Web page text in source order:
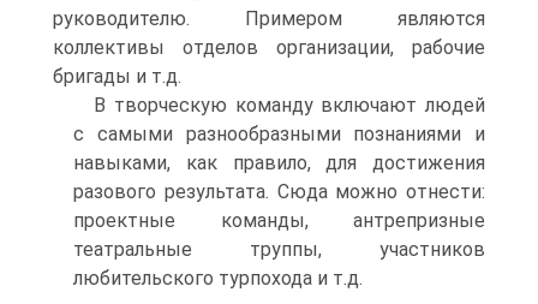
руководителю. Примером являются
коллективы отделов организации, рабочие
бригады и т.д.
В творческую команду включают людей
с самыми разнообразными познаниями и
навыками, как правило, для достижения
разового результата. Сюда можно отнести:
проектные команды, антрепризные
театральные труппы, участников
любительского турпохода и т.д.